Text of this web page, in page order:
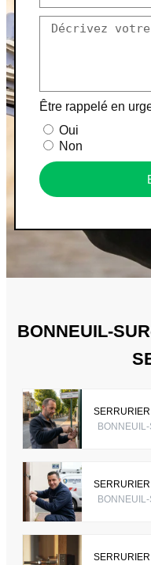
Être rappelé en
Oui
Non
BONNEUIL-
SERRURIER